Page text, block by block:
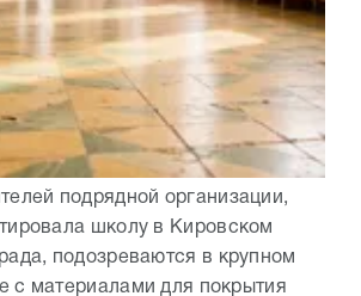
подрядной организации,
школу в Кировском
подозреваются в крупном
с материалами для покрытия